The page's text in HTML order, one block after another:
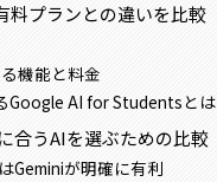
料プランとの違いを比較
機能と料金
Google AI for Studentsとは
合うAIを選ぶための比較
Geminiが明確に有利